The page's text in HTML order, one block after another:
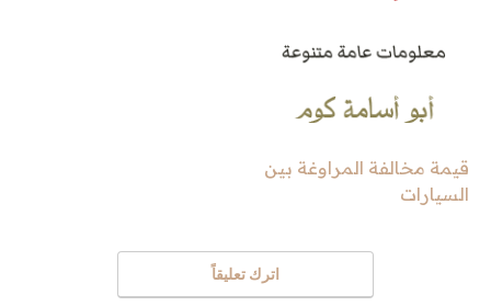
قيمة مخالفة المراوغة بين
السيارات
اترك تعليقاً